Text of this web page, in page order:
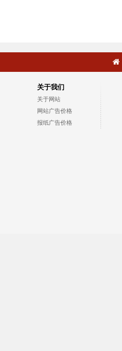
关于我们
关于网站
网站广告价格
报纸广告价格